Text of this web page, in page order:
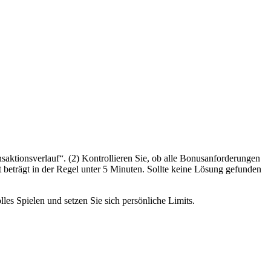
(2) Kontrollieren Sie, ob alle Bonusanforderungen
in der Regel unter 5 Minuten. Sollte keine Lösung gefunden
Spielen und setzen Sie sich persönliche Limits.